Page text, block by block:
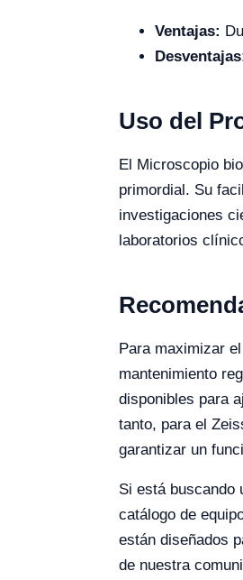
Ventajas:
Uso del
El Microscopio
primordial. Su
investigaciones
laboratorios
Para maximizar
mantenimiento
disponibles para
tanto, para el
garantizar un
Si está buscando
catálogo de
están diseñados
de nuestra